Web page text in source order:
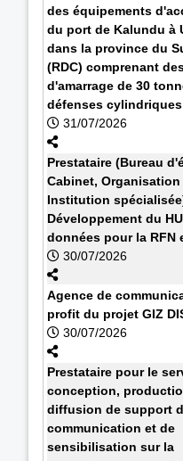
des équipements
du port de Kalundu à
dans la province du
(RDC) comprenant
d'amarrage de 30
défenses cylindriques
31/07/2026
Prestataire (Bureau
Cabinet, Organisation
Institution
Développement du
données pour la RFN
30/07/2026
Agence de
profit du projet GIZ
30/07/2026
Prestataire pour le
conception,
diffusion de support
communication et de
sensibilisation sur la